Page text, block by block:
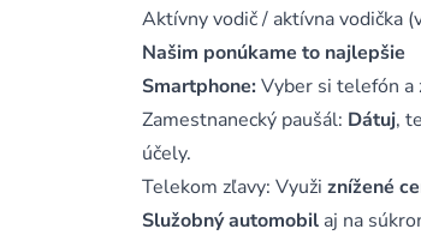
Aktívny vodič / aktívna vodička
Našim ponúkame to najlepšie
Smartphone: Vyber si telefón a
Zamestnanecký paušál: Dátuj,
účely.
Telekom zľavy: Využi znížené
Služobný automobil aj na